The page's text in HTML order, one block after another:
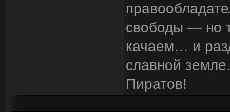
свободы — но
качаем… и
славной
Пиратов!